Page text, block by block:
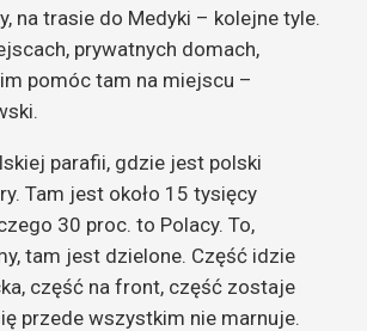
na trasie do Medyki – kolejne tyle.
prywatnych domach,
pomóc tam na miejscu –
parafii, gdzie jest polski
Tam jest około 15 tysięcy
30 proc. to Polacy. To,
tam jest dzielone. Część idzie
część na front, część zostaje
przede wszystkim nie marnuje.